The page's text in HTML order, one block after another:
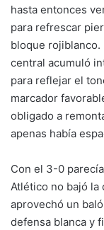
hasta entonces
para refrescar
bloque rojiblanco.
central acumuló
para reflejar el
marcador
obligado a
apenas había
Con el 3-0
Atlético no bajó la
aprovechó un
defensa blanca y